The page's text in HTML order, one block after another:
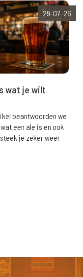
29-07-26
wat je wilt
beantwoorden we
een ale is en ook
je zeker weer